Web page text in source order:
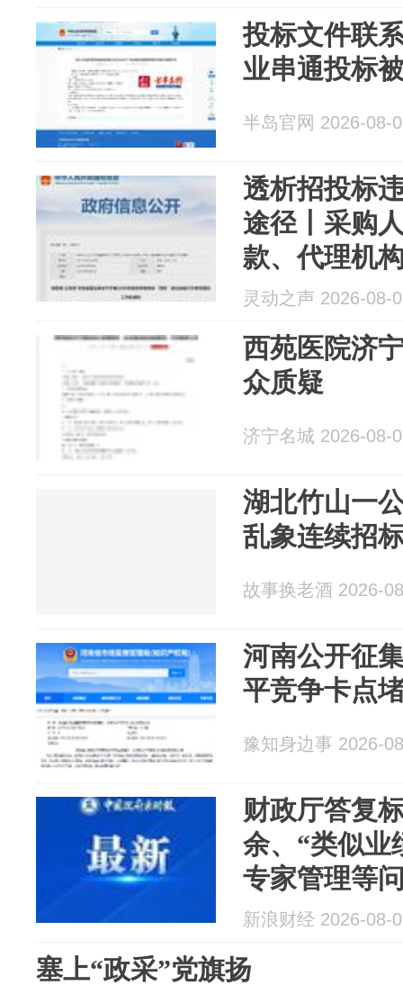
投标文件联
业串通投标
半岛官网 2026-08-
透析招投标
途径丨采购
款、代理机
供应商提供
标串标四类
灵动之声 2026-08-
西苑医院济
众质疑
济宁名城 2026-08-
湖北竹山一
乱象连续招
故事换老酒 2026-
河南公开征
平竞争卡点
豫知身边事 2026-
财政厅答复
余、“类似业
专家管理等
新浪财经 2026-08-
塞上“政采”党旗扬